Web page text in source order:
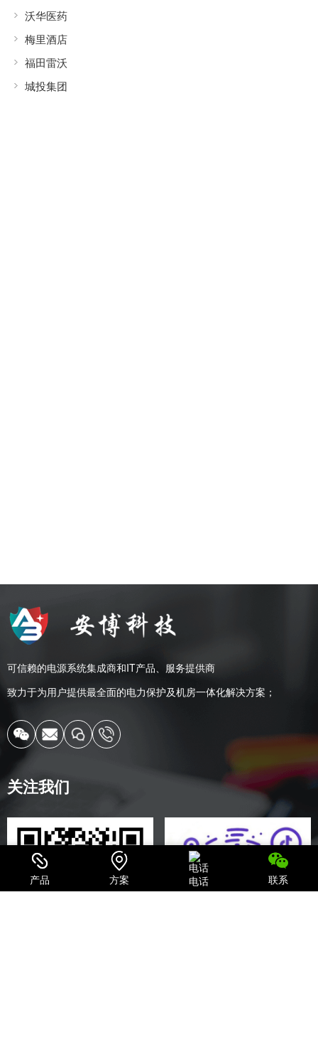
沃华医药
梅里酒店
福田雷沃
城投集团
可信赖的电源系统集成商和IT产品、服务提供商
致力于为用户提供最全面的电力保护及机房一体化解决方案；
关注我们
产品 方案 电话 联系